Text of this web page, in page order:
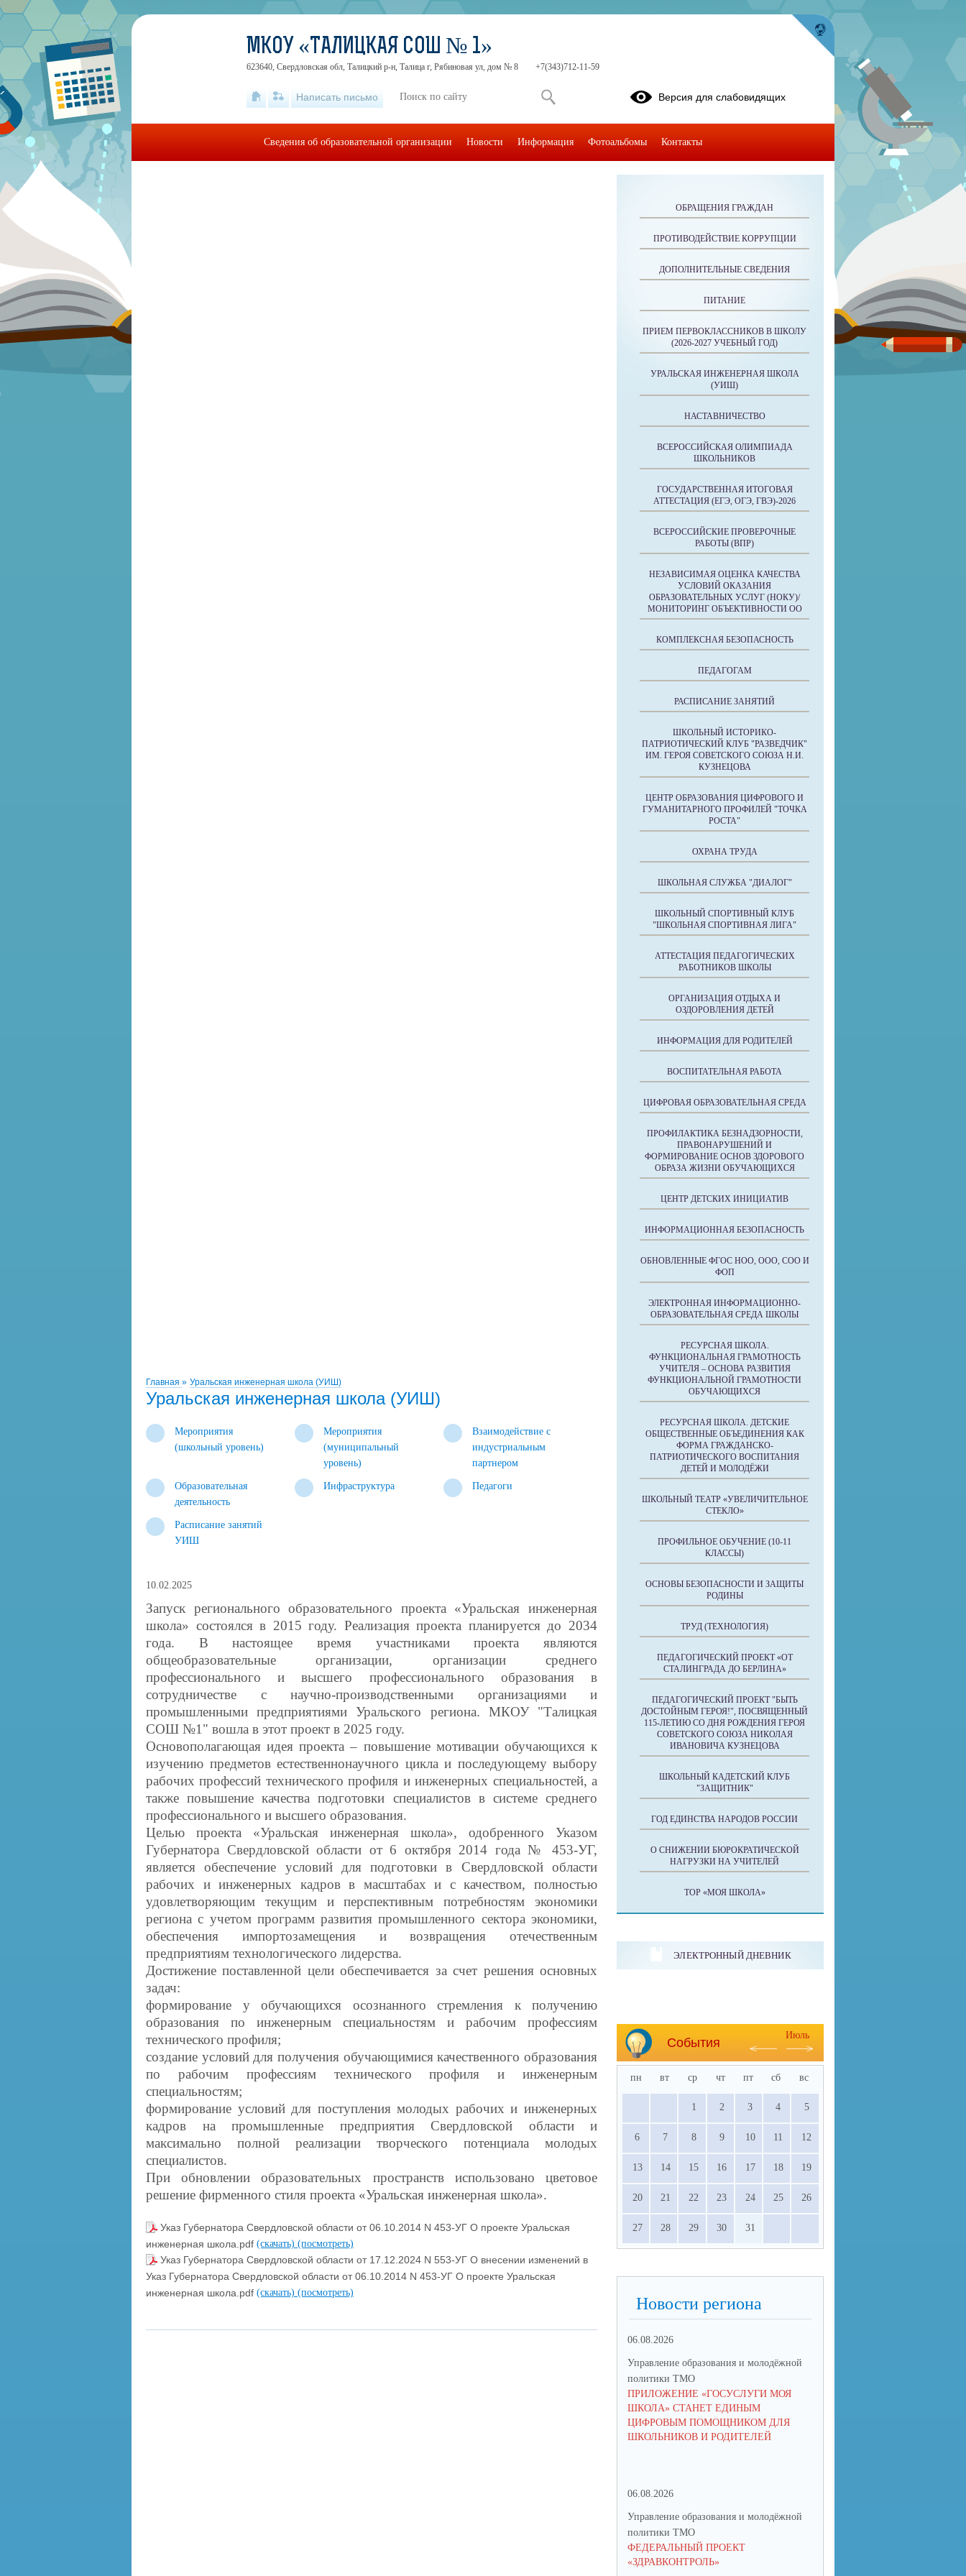
Главная » Уральская инженерная школа (УИШ)
Уральская инженерная школа (УИШ)
Мероприятия
(школьный уровень)
Мероприятия
(муниципальный
уровень)
Взаимодействие с
индустриальным
партнером
Образовательная
деятельность
Инфраструктура Педагоги
Расписание занятий
УИШ
10.02.2025
Запуск регионального образовательного проекта «Уральская инженерная
школа» состоялся в 2015 году. Реализация проекта планируется до 2034
года. В настоящее время участниками проекта являются
общеобразовательные организации, организации среднего
профессионального и высшего профессионального образования в
сотрудничестве с научно-производственными организациями и
промышленными предприятиями Уральского региона. МКОУ "Талицкая
СОШ №1" вошла в этот проект в 2025 году.
Основополагающая идея проекта – повышение мотивации обучающихся к
изучению предметов естественнонаучного цикла и последующему выбору
рабочих профессий технического профиля и инженерных специальностей, а
также повышение качества подготовки специалистов в системе среднего
профессионального и высшего образования.
Целью проекта «Уральская инженерная школа», одобренного Указом
Губернатора Свердловской области от 6 октября 2014 года № 453-УГ,
является обеспечение условий для подготовки в Свердловской области
рабочих и инженерных кадров в масштабах и с качеством, полностью
удовлетворяющим текущим и перспективным потребностям экономики
региона с учетом программ развития промышленного сектора экономики,
обеспечения импортозамещения и возвращения отечественным
предприятиям технологического лидерства.
Достижение поставленной цели обеспечивается за счет решения основных
задач:
формирование у обучающихся осознанного стремления к получению
образования по инженерным специальностям и рабочим профессиям
технического профиля;
создание условий для получения обучающимися качественного образования
по рабочим профессиям технического профиля и инженерным
специальностям;
формирование условий для поступления молодых рабочих и инженерных
кадров на промышленные предприятия Свердловской области и
максимально полной реализации творческого потенциала молодых
специалистов.
При обновлении образовательных пространств использовано цветовое
решение фирменного стиля проекта «Уральская инженерная школа».
Указ Губернатора Свердловской области от 06.10.2014 N 453-УГ О проекте Уральская
инженерная школа.pdf (скачать) (посмотреть)
Указ Губернатора Свердловской области от 17.12.2024 N 553-УГ О внесении изменений в
Указ Губернатора Свердловской области от 06.10.2014 N 453-УГ О проекте Уральская
инженерная школа.pdf (скачать) (посмотреть)
ОБРАЩЕНИЯ ГРАЖДАН
ПРОТИВОДЕЙСТВИЕ КОРРУПЦИИ
ДОПОЛНИТЕЛЬНЫЕ СВЕДЕНИЯ
ПИТАНИЕ
ПРИЕМ ПЕРВОКЛАССНИКОВ В ШКОЛУ
(2026-2027 УЧЕБНЫЙ ГОД)
УРАЛЬСКАЯ ИНЖЕНЕРНАЯ ШКОЛА
(УИШ)
НАСТАВНИЧЕСТВО
ВСЕРОССИЙСКАЯ ОЛИМПИАДА
ШКОЛЬНИКОВ
ГОСУДАРСТВЕННАЯ ИТОГОВАЯ
АТТЕСТАЦИЯ (ЕГЭ, ОГЭ, ГВЭ)-2026
ВСЕРОССИЙСКИЕ ПРОВЕРОЧНЫЕ
РАБОТЫ (ВПР)
НЕЗАВИСИМАЯ ОЦЕНКА КАЧЕСТВА
УСЛОВИЙ ОКАЗАНИЯ
ОБРАЗОВАТЕЛЬНЫХ УСЛУГ (НОКУ)/
МОНИТОРИНГ ОБЪЕКТИВНОСТИ ОО
КОМПЛЕКСНАЯ БЕЗОПАСНОСТЬ
ПЕДАГОГАМ
РАСПИСАНИЕ ЗАНЯТИЙ
ШКОЛЬНЫЙ ИСТОРИКО-
ПАТРИОТИЧЕСКИЙ КЛУБ "РАЗВЕДЧИК"
ИМ. ГЕРОЯ СОВЕТСКОГО СОЮЗА Н.И.
КУЗНЕЦОВА
ЦЕНТР ОБРАЗОВАНИЯ ЦИФРОВОГО И
ГУМАНИТАРНОГО ПРОФИЛЕЙ "ТОЧКА
РОСТА"
ОХРАНА ТРУДА
ШКОЛЬНАЯ СЛУЖБА "ДИАЛОГ"
ШКОЛЬНЫЙ СПОРТИВНЫЙ КЛУБ
"ШКОЛЬНАЯ СПОРТИВНАЯ ЛИГА"
АТТЕСТАЦИЯ ПЕДАГОГИЧЕСКИХ
РАБОТНИКОВ ШКОЛЫ
ОРГАНИЗАЦИЯ ОТДЫХА И
ОЗДОРОВЛЕНИЯ ДЕТЕЙ
ИНФОРМАЦИЯ ДЛЯ РОДИТЕЛЕЙ
ВОСПИТАТЕЛЬНАЯ РАБОТА
ЦИФРОВАЯ ОБРАЗОВАТЕЛЬНАЯ СРЕДА
ПРОФИЛАКТИКА БЕЗНАДЗОРНОСТИ,
ПРАВОНАРУШЕНИЙ И
ФОРМИРОВАНИЕ ОСНОВ ЗДОРОВОГО
ОБРАЗА ЖИЗНИ ОБУЧАЮЩИХСЯ
ЦЕНТР ДЕТСКИХ ИНИЦИАТИВ
ИНФОРМАЦИОННАЯ БЕЗОПАСНОСТЬ
ОБНОВЛЕННЫЕ ФГОС НОО, ООО, СОО И
ФОП
ЭЛЕКТРОННАЯ ИНФОРМАЦИОННО-
ОБРАЗОВАТЕЛЬНАЯ СРЕДА ШКОЛЫ
РЕСУРСНАЯ ШКОЛА.
ФУНКЦИОНАЛЬНАЯ ГРАМОТНОСТЬ
УЧИТЕЛЯ – ОСНОВА РАЗВИТИЯ
ФУНКЦИОНАЛЬНОЙ ГРАМОТНОСТИ
ОБУЧАЮЩИХСЯ
РЕСУРСНАЯ ШКОЛА. ДЕТСКИЕ
ОБЩЕСТВЕННЫЕ ОБЪЕДИНЕНИЯ КАК
ФОРМА ГРАЖДАНСКО-
ПАТРИОТИЧЕСКОГО ВОСПИТАНИЯ
ДЕТЕЙ И МОЛОДЁЖИ
ШКОЛЬНЫЙ ТЕАТР «УВЕЛИЧИТЕЛЬНОЕ
СТЕКЛО»
ПРОФИЛЬНОЕ ОБУЧЕНИЕ (10-11
КЛАССЫ)
ОСНОВЫ БЕЗОПАСНОСТИ И ЗАЩИТЫ
РОДИНЫ
ТРУД (ТЕХНОЛОГИЯ)
ПЕДАГОГИЧЕСКИЙ ПРОЕКТ «ОТ
СТАЛИНГРАДА ДО БЕРЛИНА»
ПЕДАГОГИЧЕСКИЙ ПРОЕКТ "БЫТЬ
ДОСТОЙНЫМ ГЕРОЯ!", ПОСВЯЩЕННЫЙ
115-ЛЕТИЮ СО ДНЯ РОЖДЕНИЯ ГЕРОЯ
СОВЕТСКОГО СОЮЗА НИКОЛАЯ
ИВАНОВИЧА КУЗНЕЦОВА
ШКОЛЬНЫЙ КАДЕТСКИЙ КЛУБ
"ЗАЩИТНИК"
ГОД ЕДИНСТВА НАРОДОВ РОССИИ
О СНИЖЕНИИ БЮРОКРАТИЧЕСКОЙ
НАГРУЗКИ НА УЧИТЕЛЕЙ
ТОР «МОЯ ШКОЛА»
ЭЛЕКТРОННЫЙ ДНЕВНИК
События
Июль
пн вт ср чт пт сб вс
1 2 3 4 5
6 7 8 9 10 11 12
13 14 15 16 17 18 19
20 21 22 23 24 25 26
27 28 29 30 31
Новости региона
06.08.2026
Управление образования и молодёжной
политики ТМО
ПРИЛОЖЕНИЕ «ГОСУСЛУГИ МОЯ
ШКОЛА» СТАНЕТ ЕДИНЫМ
ЦИФРОВЫМ ПОМОЩНИКОМ ДЛЯ
ШКОЛЬНИКОВ И РОДИТЕЛЕЙ
06.08.2026
Управление образования и молодёжной
политики ТМО
ФЕДЕРАЛЬНЫЙ ПРОЕКТ
«ЗДРАВКОНТРОЛЬ»
МКОУ «ТАЛИЦКАЯ СОШ № 1»
623640, Свердловская обл, Талицкий р-н, Талица г, Рябиновая ул, дом № 8 +7(343)712-11-59
Написать письмо Версия для слабовидящих
Сведения об образовательной организации Новости Информация Фотоальбомы Контакты